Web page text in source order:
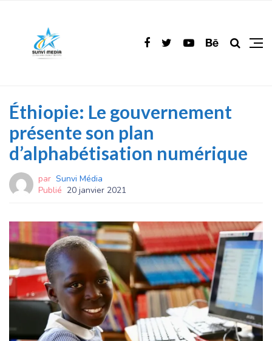
Éthiopie: Le gouvernement
présente son plan
d’alphabétisation numérique
par Sunvi Média
Publié 20 janvier 2021